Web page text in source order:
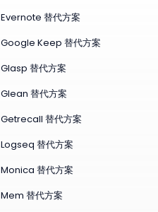
Evernote 替代方案
Google Keep 替代方案
Glasp 替代方案
Glean 替代方案
Getrecall 替代方案
Logseq 替代方案
Monica 替代方案
Mem 替代方案